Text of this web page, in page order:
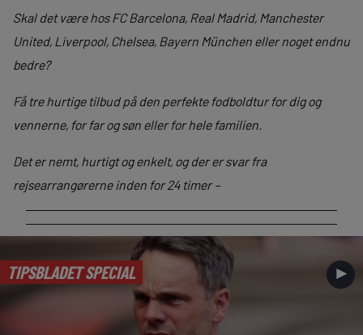
Skal det være hos FC Barcelona, Real Madrid, Manchester
United, Liverpool, Chelsea, Bayern München eller noget endnu
bedre?
Få tre hurtige tilbud på den perfekte fodboldtur for dig og
vennerne, for far og søn eller for hele familien.
Det er nemt, hurtigt og enkelt, og der er svar fra
rejsearrangørerne inden for 24 timer –
TIPSBLADET SPECIAL ►